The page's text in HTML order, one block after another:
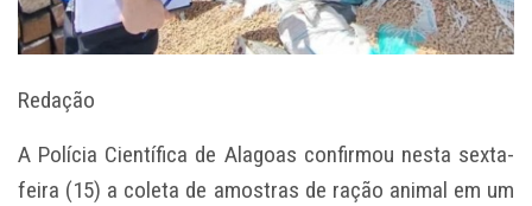
Redação
A Polícia Científica de Alagoas confirmou nesta sexta-
feira (15) a coleta de amostras de ração animal em um